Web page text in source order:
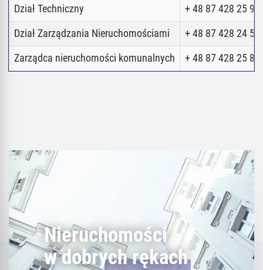
Dział Techniczny + 48 87 428 25 98
Dział Zarządzania Nieruchomościami + 48 87 428 24 52
Zarządca nieruchomości komunalnych + 48 87 428 25 80
Nieruchomości
w dobrych rękach